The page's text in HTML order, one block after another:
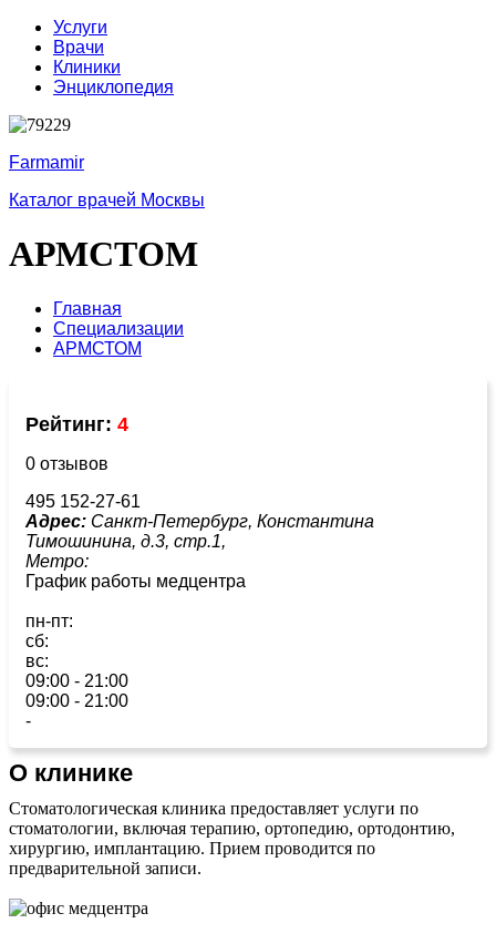
Услуги
Врачи
Клиники
Энциклопедия
Farmamir
Каталог врачей Москвы
АРМСТОМ
Главная
Специализации
АРМСТОМ
Рейтинг: 4
0 отзывов
495 152-27-61
Адрес: Санкт-Петербург, Константина
Тимошинина, д.3, стр.1,
Метро:
График работы медцентра
пн-пт:
сб:
вс:
09:00 - 21:00
09:00 - 21:00
-
О клинике
Стоматологическая клиника предоставляет услуги по
стоматологии, включая терапию, ортопедию, ортодонтию,
хирургию, имплантацию. Прием проводится по
предварительной записи.